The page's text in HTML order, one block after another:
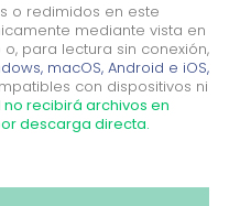
o redimidos en este
mediante vista en
para lectura sin conexión,
macOS, Android e iOS,
con dispositivos ni
no recibirá archivos en
descarga directa.